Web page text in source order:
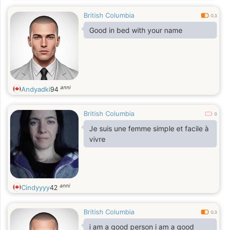
British Columbia 0.3
Good in bed with your name
Andyadki94 anni
British Columbia 0
Je suis une femme simple et facile à
vivre
Cindyyyy42 anni
British Columbia 0.3
i am a good person i am a good